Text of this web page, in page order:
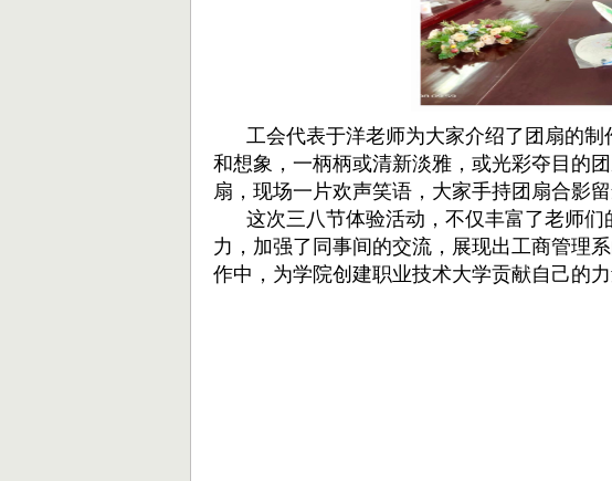
工会代表于洋老师为大家介绍了团扇的
和想象，一柄柄或清新淡雅，或光彩夺目的
扇，现场一片欢声笑语，大家手持团扇合影
这次三八节体验活动，不仅丰富了老师们
力，加强了同事间的交流，展现出工商管理
作中，为学院创建职业技术大学贡献自己的力